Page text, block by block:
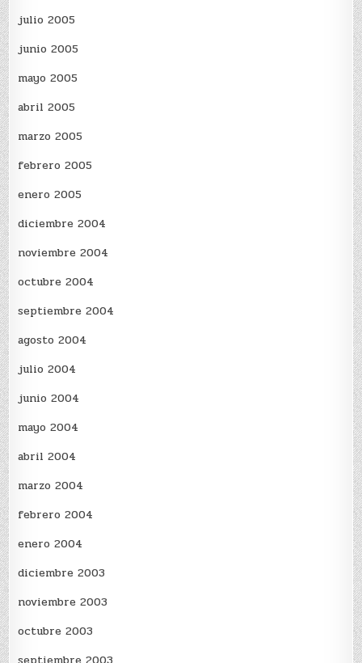
julio 2005
junio 2005
mayo 2005
abril 2005
marzo 2005
febrero 2005
enero 2005
diciembre 2004
noviembre 2004
octubre 2004
septiembre 2004
agosto 2004
julio 2004
junio 2004
mayo 2004
abril 2004
marzo 2004
febrero 2004
enero 2004
diciembre 2003
noviembre 2003
octubre 2003